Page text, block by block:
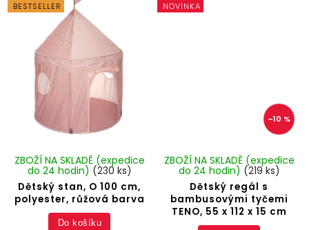
BESTSELLER
Dětský stan, O 100 cm,
polyester, růžová barva
ZBOŽÍ NA SKLADĚ (expedice
do 24 hodin) (230 ks)
Do košíku
NOVINKA
–10 %
Dětský regál s
bambusovými tyčemi
TENO, 55 x 112 x 15 cm
ZBOŽÍ NA SKLADĚ (expedice
do 24 hodin) (219 ks)